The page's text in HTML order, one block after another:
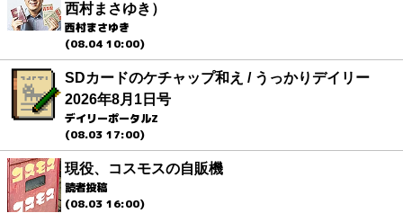
西村まさゆき）
西村まさゆき
(08.04 10:00)
SDカードのケチャップ和え / うっかりデイリー
2026年8月1日号
デイリーポータルZ
(08.03 17:00)
現役、コスモスの自販機
読者投稿
(08.03 16:00)